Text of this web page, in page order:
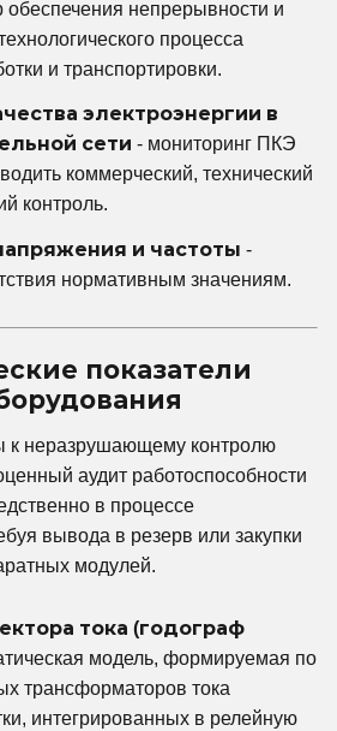
непрерывности и
процесса
и транспортировки.
электроэнергии в
сети - мониторинг ПКЭ
коммерческий, технический
контроль.
и частоты -
нормативным значениям.
показатели
к неразрушающему контролю
аудит работоспособности
в процессе
вывода в резерв или закупки
модулей.
тока (годограф
модель, формируемая по
трансформаторов тока
интегрированных в релейную